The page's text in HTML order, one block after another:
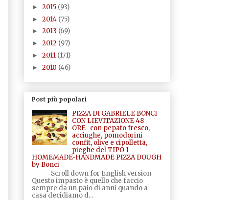
► 2015 (93)
► 2014 (75)
► 2013 (69)
► 2012 (97)
► 2011 (171)
► 2010 (46)
Post più popolari
PIZZA DI GABRIELE BONCI
CON LIEVITAZIONE 48
ORE- con pepato fresco,
acciughe, pomodorini
confit, olive e cipolletta,
pieghe del TIPO 1-
HOMEMADE-HANDMADE PIZZA DOUGH
by Bonci
Scroll down for English version
Questo impasto è quello che faccio
sempre da un paio di anni quando a
casa decidiamo d...